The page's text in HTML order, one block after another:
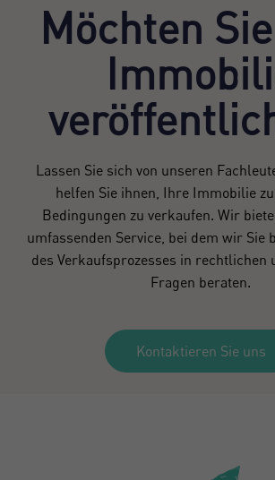
Möchten
Lassen Sie sich von unseren
helfen Sie ihnen, Ihre Immobilie
Bedingungen zu verkaufen. Wir
umfassenden Service, bei dem wir Sie
des Verkaufsprozesses in rechtlichen
Fragen beraten.
Kontaktieren Sie uns